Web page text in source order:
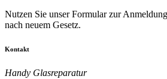
Nutzen Sie unser Formular zur
nach neuem Gesetz.
Kontakt
Handy Glasreparatur